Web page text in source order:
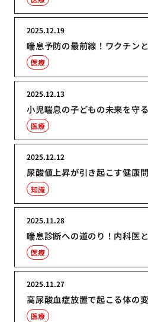
喘息予防の最前線！ワクチン
2025.12.19
医療
小児喘息の子どもの未来を守
2025.12.13
医療
尿酸値上昇が引き起こす健康
2025.12.12
知識
喘息診断への道のり！内科医
2025.11.28
医療
高尿酸血症放置で起こる体の
2025.11.27
医療